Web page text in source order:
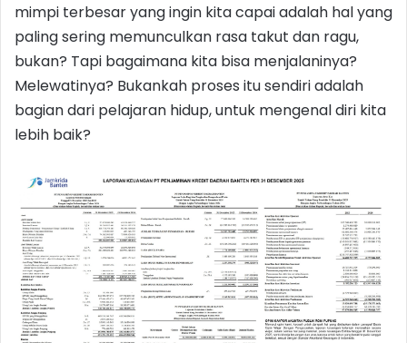
mimpi terbesar yang ingin kita capai adalah hal yang
paling sering memunculkan rasa takut dan ragu,
bukan? Tapi bagaimana kita bisa menjalaninya?
Melewatinya? Bukankah proses itu sendiri adalah
bagian dari pelajaran hidup, untuk mengenal diri kita
lebih baik?